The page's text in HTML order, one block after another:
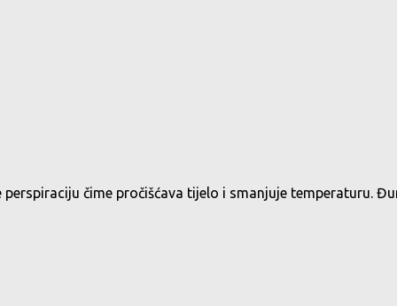
čime pročišćava tijelo i smanjuje temperaturu.